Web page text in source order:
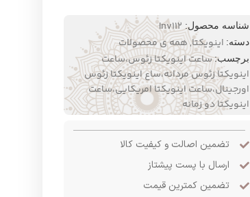
شناسه محصول: Inv112
دسته: اینویکتا,همه ی محصولات
برچسب:ساعت اینویکتا زئوس،ساعت
اینویکتا زئوس مردانه،ساع اینویکتا زئوس
اورجینال،ساعت اینویکتا امریکایی،ساعت
اینویکتا دو زمانه
تضمین اصالت و کیفیت کالا
ارسال با پست پیشتاز
تضمین کمترین قیمت